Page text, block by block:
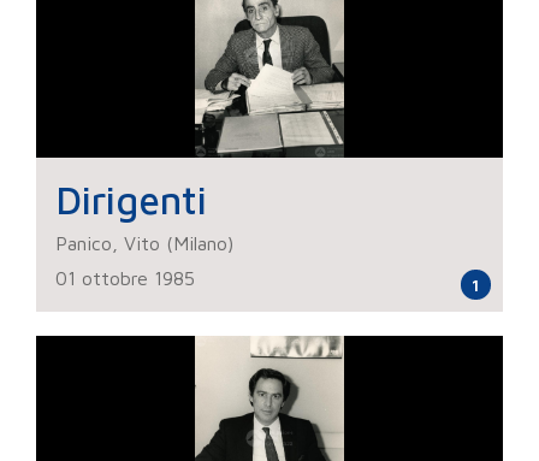
Dirigenti
Panico, Vito (Milano)
01 ottobre 1985
1